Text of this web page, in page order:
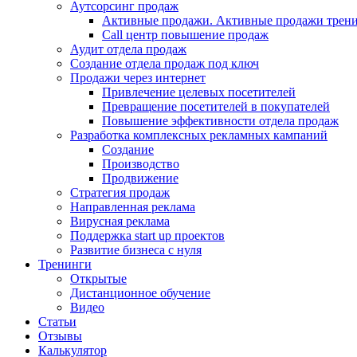
Аутсорсинг продаж
Активные продажи. Активные продажи
Call центр повышение продаж
Аудит отдела продаж
Создание отдела продаж под ключ
Продажи через интернет
Привлечение целевых посетителей
Превращение посетителей в покупателей
Повышение эффективности отдела продаж
Разработка комплексных рекламных кампаний
Создание
Производство
Продвижение
Стратегия продаж
Направленная реклама
Вирусная реклама
Поддержка start up проектов
Развитие бизнеса с нуля
Тренинги
Открытые
Дистанционное обучение
Видео
Статьи
Отзывы
Калькулятор